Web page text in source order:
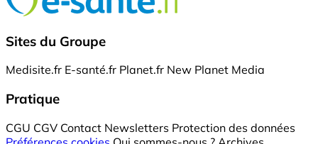
Sites du Groupe
Medisite.fr E-santé.fr Planet.fr New Planet Media
Pratique
CGU CGV Contact Newsletters Protection des données